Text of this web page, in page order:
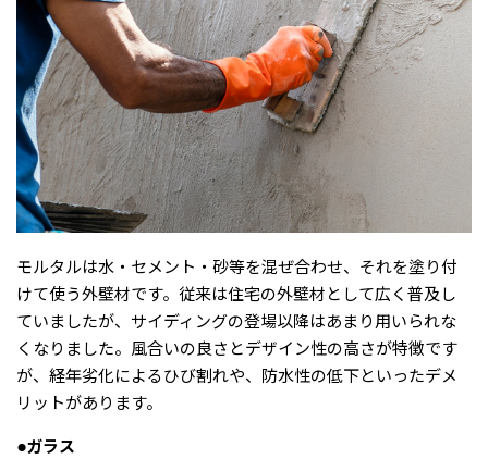
モルタルは水・セメント・砂等を混ぜ合わせ、それを塗り付
けて使う外壁材です。従来は住宅の外壁材として広く普及し
ていましたが、サイディングの登場以降はあまり用いられな
くなりました。風合いの良さとデザイン性の高さが特徴です
が、経年劣化によるひび割れや、防水性の低下といったデメ
リットがあります。
●ガラス